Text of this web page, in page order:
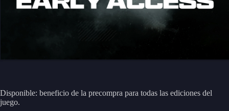
Disponible: beneficio de la precompra para todas las ediciones del
juego.